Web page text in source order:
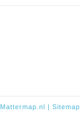
Mattermap.nl | Sitemap